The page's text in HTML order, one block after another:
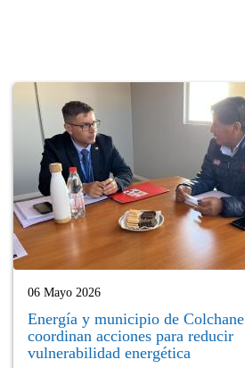
06 Mayo 2026
Energía y municipio de Colchane
coordinan acciones para reducir
vulnerabilidad energética